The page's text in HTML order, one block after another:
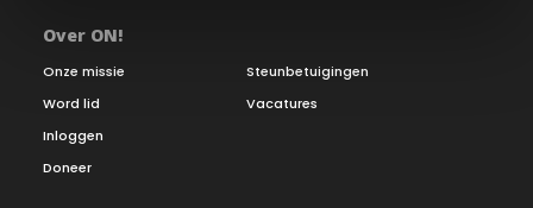
Over ON!
Onze missie
Word lid
Inloggen
Doneer
Steunbetuigingen
Vacatures